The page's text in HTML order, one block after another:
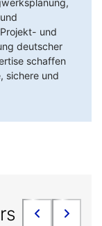
und
deutscher
schaffen
sichere und